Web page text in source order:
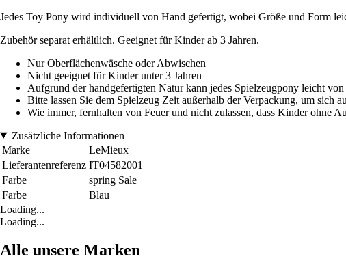
Jedes Toy Pony wird individuell von Hand gefertigt, wobei Größe und Form
Zubehör separat erhältlich. Geeignet für Kinder ab 3 Jahren.
Nur Oberflächenwäsche oder Abwischen
Nicht geeignet für Kinder unter 3 Jahren
Aufgrund der handgefertigten Natur kann jedes Spielzeugpony leicht
Bitte lassen Sie dem Spielzeug Zeit außerhalb der Verpackung, um sich
Wie immer, fernhalten von Feuer und nicht zulassen, dass Kinder ohne
Zusätzliche Informationen
Marke
LeMieux
Lieferantenreferenz IT04582001
Farbe
spring Sale
Farbe
Blau
Loading...
Loading...
Alle unsere Marken